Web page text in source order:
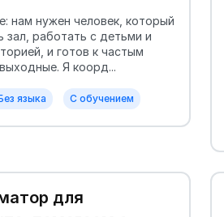
нам нужен человек, который
зал, работать с детьми и
и готов к частым
Я коорд...
языка С обучением
для